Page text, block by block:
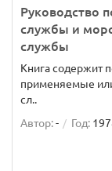
Руководство
службы и
службы
Книга содержит
применяемые
сл..
Автор:- Год: